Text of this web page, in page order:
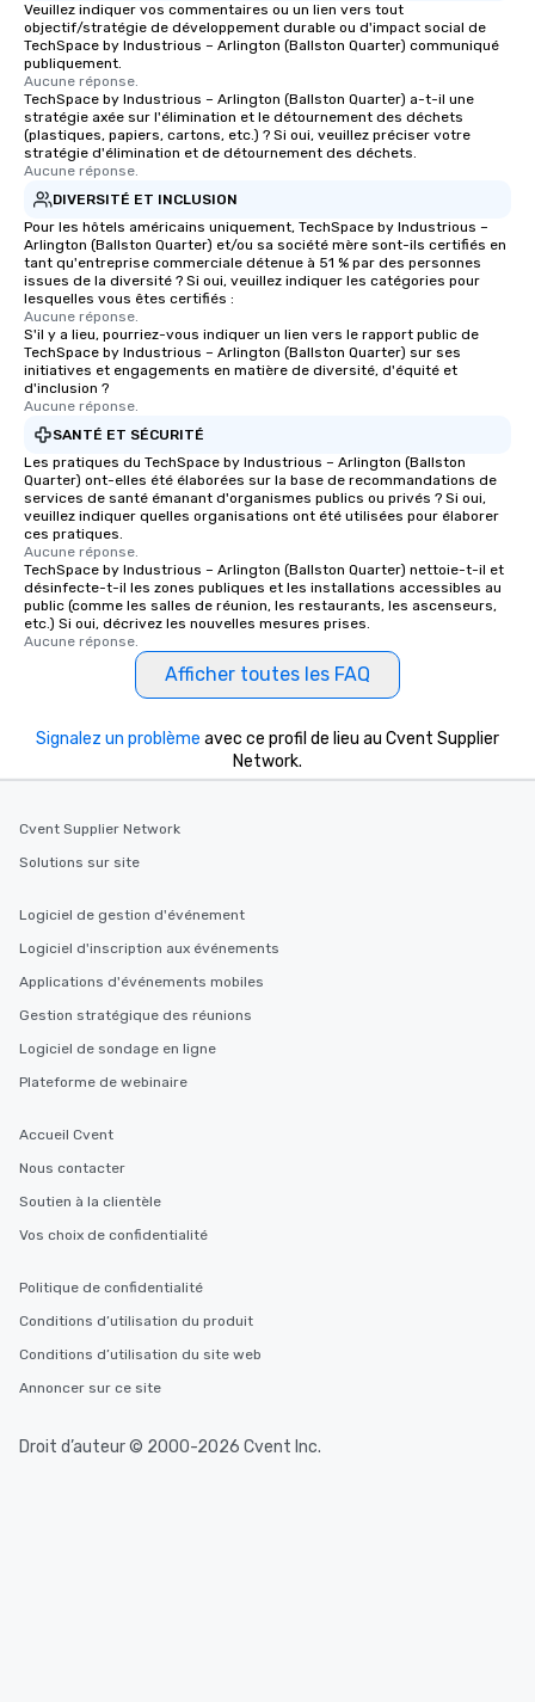
Veuillez indiquer vos commentaires ou un lien vers tout
objectif/stratégie de développement durable ou d'impact social de
TechSpace by Industrious – Arlington (Ballston Quarter) communiqué
publiquement.
Aucune réponse.
TechSpace by Industrious – Arlington (Ballston Quarter) a-t-il une
stratégie axée sur l'élimination et le détournement des déchets
(plastiques, papiers, cartons, etc.) ? Si oui, veuillez préciser votre
stratégie d'élimination et de détournement des déchets.
Aucune réponse.
DIVERSITÉ ET INCLUSION
Pour les hôtels américains uniquement, TechSpace by Industrious –
Arlington (Ballston Quarter) et/ou sa société mère sont-ils certifiés en
tant qu'entreprise commerciale détenue à 51 % par des personnes
issues de la diversité ? Si oui, veuillez indiquer les catégories pour
lesquelles vous êtes certifiés :
Aucune réponse.
S'il y a lieu, pourriez-vous indiquer un lien vers le rapport public de
TechSpace by Industrious – Arlington (Ballston Quarter) sur ses
initiatives et engagements en matière de diversité, d'équité et
d'inclusion ?
Aucune réponse.
SANTÉ ET SÉCURITÉ
Les pratiques du TechSpace by Industrious – Arlington (Ballston
Quarter) ont-elles été élaborées sur la base de recommandations de
services de santé émanant d'organismes publics ou privés ? Si oui,
veuillez indiquer quelles organisations ont été utilisées pour élaborer
ces pratiques.
Aucune réponse.
TechSpace by Industrious – Arlington (Ballston Quarter) nettoie-t-il et
désinfecte-t-il les zones publiques et les installations accessibles au
public (comme les salles de réunion, les restaurants, les ascenseurs,
etc.) Si oui, décrivez les nouvelles mesures prises.
Aucune réponse.
Afficher toutes les FAQ
Signalez un problème avec ce profil de lieu au Cvent Supplier
Network.
Cvent Supplier Network
Solutions sur site
Logiciel de gestion d'événement
Logiciel d'inscription aux événements
Applications d'événements mobiles
Gestion stratégique des réunions
Logiciel de sondage en ligne
Plateforme de webinaire
Accueil Cvent
Nous contacter
Soutien à la clientèle
Vos choix de confidentialité
Politique de confidentialité
Conditions d’utilisation du produit
Conditions d’utilisation du site web
Annoncer sur ce site
Droit d’auteur © 2000-2026 Cvent Inc.